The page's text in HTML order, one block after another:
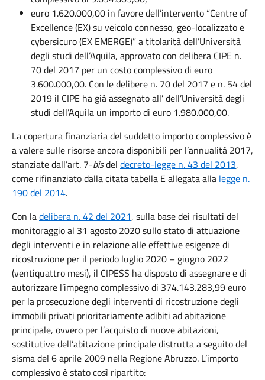
euro 1.620.000,00 in favore dell’intervento “Centre of
Excellence (EX) su veicolo connesso, geo-localizzato e
cybersicuro (EX EMERGE)” a titolarità dell’Università
degli studi dell’Aquila, approvato con delibera CIPE n.
70 del 2017 per un costo complessivo di euro
3.600.000,00. Con le delibere n. 70 del 2017 e n. 54 del
2019 il CIPE ha già assegnato all’ dell’Università degli
studi dell’Aquila un importo di euro 1.980.000,00.
La copertura finanziaria del suddetto importo complessivo è
a valere sulle risorse ancora disponibili per l’annualità 2017,
stanziate dall’art. 7-bisdel decreto-legge n. 43 del 2013,
come rifinanziato dalla citata tabella E allegata alla legge n.
190 del 2014.
Con ladelibera n. 42 del 2021, sulla base dei risultati del
monitoraggio al 31 agosto 2020 sullo stato di attuazione
degli interventi e in relazione alle effettive esigenze di
ricostruzione per il periodo luglio 2020 – giugno 2022
(ventiquattro mesi), il CIPESS ha disposto di assegnare e di
autorizzare l’impegno complessivo di 374.143.283,99 euro
per la prosecuzione degli interventi di ricostruzione degli
immobili privati prioritariamente adibiti ad abitazione
principale, ovvero per l’acquisto di nuove abitazioni,
sostitutive dell’abitazione principale distrutta a seguito del
sisma del 6 aprile 2009 nella Regione Abruzzo. L’importo
complessivo è stato così ripartito: